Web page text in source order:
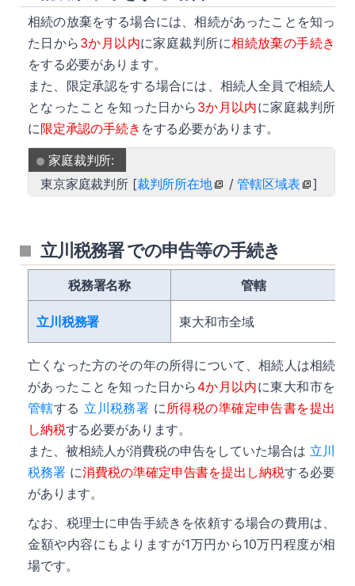
相続の放棄をする場合には、相続があったことを知っ
た日から 3か月以内に家庭裁判所に相続放棄の手続き
をする必要があります。
また、限定承認をする場合には、相続人全員で相続人
となったことを知った日から 3か月以内に家庭裁判所
に限定承認の手続き をする必要があります。
家庭裁判所:
東京家庭裁判所 [裁判所所在地 /管轄区域表 ]
立川税務署 での申告等の手続き
税務署名称 管轄
立川税務署 東大和市全域
亡くなった方のその年の所得について、相続人は相続
があったことを知った日から 4か月以内に東大和市を
管轄する 立川税務署 に所得税の準確定申告書を提出
し納税する必要があります。
また、被相続人が消費税の申告をしていた場合は 立川
税務署に消費税の準確定申告書を提出し納税する必要
があります。
なお、税理士に申告手続きを依頼する場合の費用は、
金額や内容にもよりますが1万円から10万円程度が相
場です。